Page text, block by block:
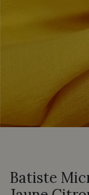
Batiste